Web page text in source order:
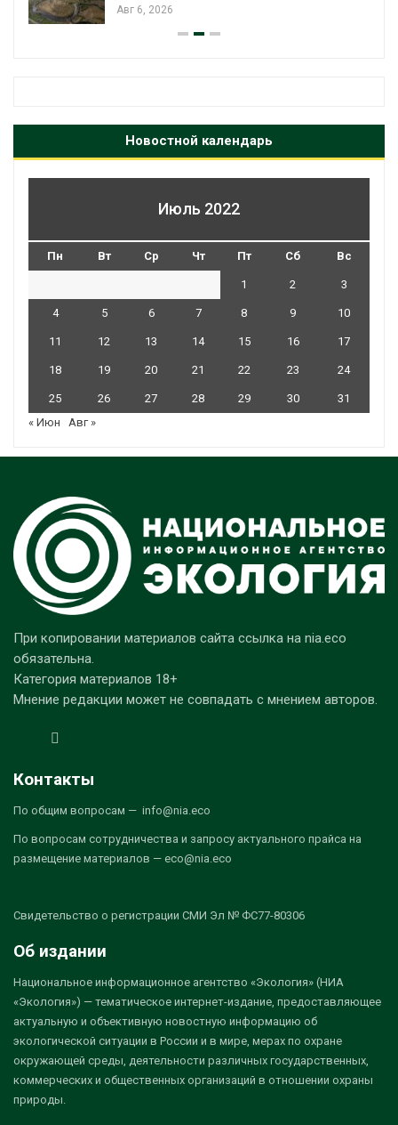
Авг 6, 2026
Новостной календарь
Июль 2022
Пн Вт Ср Чт Пт Сб Вс
1 2 3
4 5 6 7 8 9 10
11 12 13 14 15 16 17
18 19 20 21 22 23 24
25 26 27 28 29 30
31
« Июн
Авг »
При копировании материалов сайта ссылка на nia.eco
обязательна.
Категория материалов 18+
Мнение редакции может не совпадать с мнением авторов.
Контакты
По общим вопросам — info@nia.eco
По вопросам сотрудничества и запросу актуального прайса на
размещение материалов — eco@nia.eco
Свидетельство о регистрации СМИ Эл № ФС77-80306
Об издании
Национальное информационное агентство «Экология» (НИА
«Экология») — тематическое интернет-издание, предоставляющее
актуальную и объективную новостную информацию об
экологической ситуации в России и в мире, мерах по охране
окружающей среды, деятельности различных государственных,
коммерческих и общественных организаций в отношении охраны
природы.